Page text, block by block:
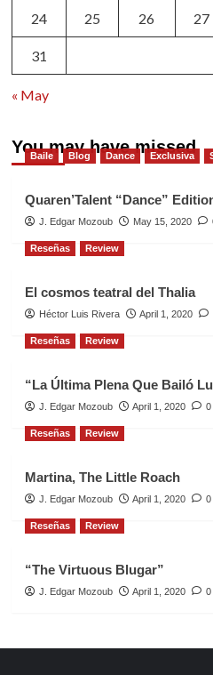
24 25 26 27
31
« May
You may have missed
Baile Blog Dance Exclusiva
Quaren’Talent “Dance”
J. Edgar Mozoub May 15, 2020
Reseñas Review
El cosmos teatral del Thalia
Héctor Luis Rivera April 1, 2020
Reseñas Review
“La Última Plena Que Bailó
J. Edgar Mozoub April 1, 2020 0
Reseñas Review
Martina, The Little Roach
J. Edgar Mozoub April 1, 2020 0
Reseñas Review
“The Virtuous Blugar”
J. Edgar Mozoub April 1, 2020 0